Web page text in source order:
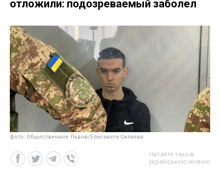
отложили: подозреваемый заболел
фото: Общественное Львов/Елисавета Силаева
Читайте також
українською мовою